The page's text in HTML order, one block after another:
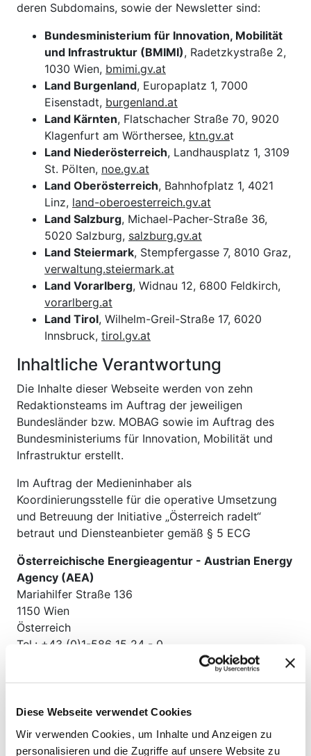
Diese Webseite verwendet Cookies
Wir verwenden Cookies, um Inhalte und Anzeigen zu
personalisieren und die Zugriffe auf unsere Website zu
deren Subdomains, sowie der Newsletter sind:
Bundesministerium für Innovation, Mobilität
und Infrastruktur (BMIMI), Radetzkystraße 2,
1030 Wien, bmimi.gv.at
Land Burgenland, Europaplatz 1, 7000
Eisenstadt, burgenland.at
Land Kärnten, Flatschacher Straße 70, 9020
Klagenfurt am Wörthersee, ktn.gv.at
Land Niederösterreich, Landhausplatz 1, 3109
St. Pölten, noe.gv.at
Land Oberösterreich, Bahnhofplatz 1, 4021
Linz, land-oberoesterreich.gv.at
Land Salzburg, Michael-Pacher-Straße 36,
5020 Salzburg, salzburg.gv.at
Land Steiermark, Stempfergasse 7, 8010 Graz,
verwaltung.steiermark.at
Land Vorarlberg, Widnau 12, 6800 Feldkirch,
vorarlberg.at
Land Tirol, Wilhelm-Greil-Straße 17, 6020
Innsbruck, tirol.gv.at
Inhaltliche Verantwortung
Die Inhalte dieser Webseite werden von zehn
Redaktionsteams im Auftrag der jeweiligen
Bundesländer bzw. MOBAG sowie im Auftrag des
Bundesministeriums für Innovation, Mobilität und
Infrastruktur erstellt.
Im Auftrag der Medieninhaber als
Koordinierungsstelle für die operative Umsetzung
und Betreuung der Initiative „Österreich radelt“
betraut und Diensteanbieter gemäß § 5 ECG
Österreichische Energieagentur - Austrian Energy
Agency (AEA)
Mariahilfer Straße 136
1150 Wien
Österreich
Tel.: +43 (0)1-586 15 24 - 0
ZVR-Zahl 914305190
UID-Nr.: ATU 36817502